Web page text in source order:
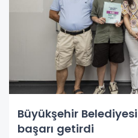
Büyükşehir Belediyesi
başarı getirdi